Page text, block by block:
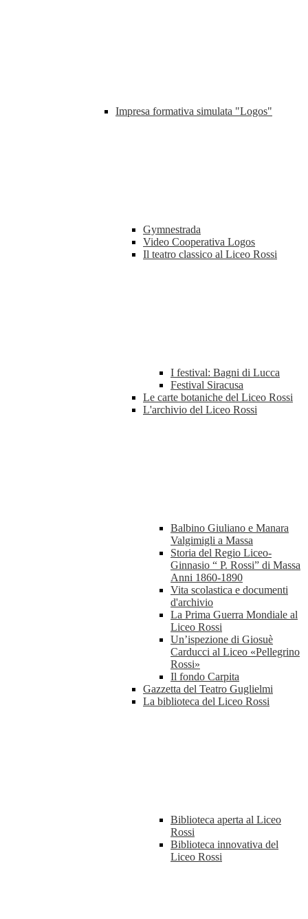
Impresa formativa simulata "Logos"
Gymnestrada
Video Cooperativa Logos
Il teatro classico al Liceo Rossi
I festival: Bagni di Lucca
Festival Siracusa
Le carte botaniche del Liceo Rossi
L'archivio del Liceo Rossi
Balbino Giuliano e Manara
Valgimigli a Massa
Storia del Regio Liceo-
Ginnasio “ P. Rossi” di Massa
Anni 1860-1890
Vita scolastica e documenti
d'archivio
La Prima Guerra Mondiale al
Liceo Rossi
Un’ispezione di Giosuè
Carducci al Liceo «Pellegrino
Rossi»
Il fondo Carpita
Gazzetta del Teatro Guglielmi
La biblioteca del Liceo Rossi
Biblioteca aperta al Liceo
Rossi
Biblioteca innovativa del
Liceo Rossi